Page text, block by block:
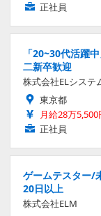
正社員
「20~30代活躍
二新卒歓迎
株式会社ELシステ
東京都
月給28万
正社員
ゲームテスター/
20日以上
株式会社ELM